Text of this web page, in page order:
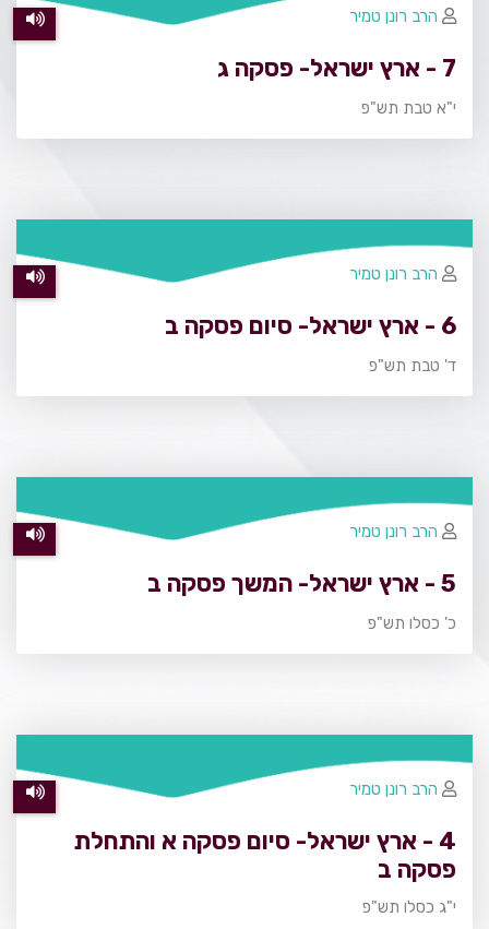
7 - ארץ ישראל- פסקה ג
י"א טבת תש"פ
הרב רונן טמיר
6 - ארץ ישראל- סיום פסקה ב
ד' טבת תש"פ
הרב רונן טמיר
5 - ארץ ישראל- המשך פסקה ב
כ' כסלו תש"פ
הרב רונן טמיר
4 - ארץ ישראל- סיום פסקה א והתחלת
פסקה ב
י"ג כסלו תש"פ
הרב רונן טמיר